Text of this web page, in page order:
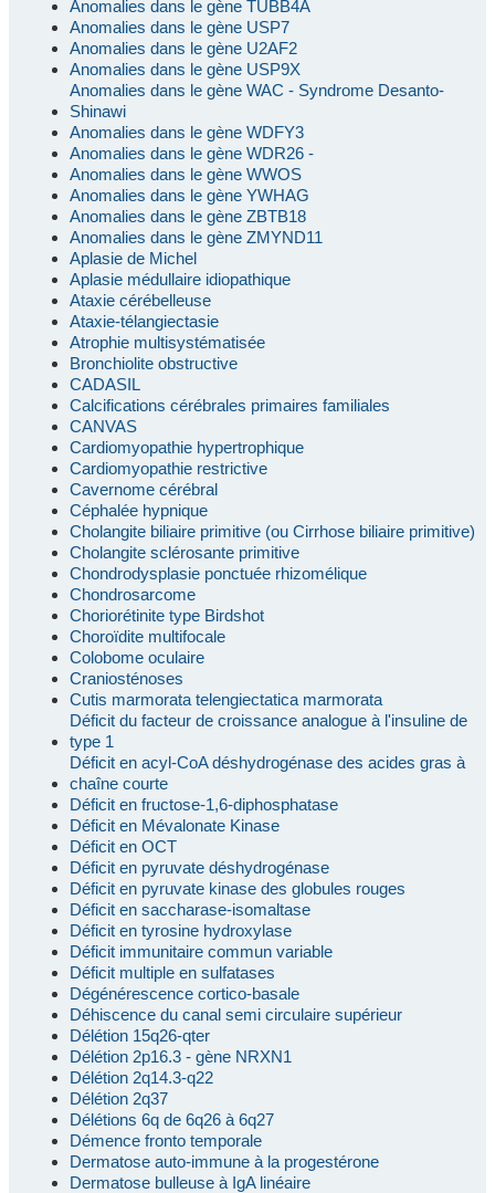
Anomalies dans le gène TUBB4A
Anomalies dans le gène USP7
Anomalies dans le gène U2AF2
Anomalies dans le gène USP9X
Anomalies dans le gène WAC - Syndrome Desanto-
Shinawi
Anomalies dans le gène WDFY3
Anomalies dans le gène WDR26 -
Anomalies dans le gène WWOS
Anomalies dans le gène YWHAG
Anomalies dans le gène ZBTB18
Anomalies dans le gène ZMYND11
Aplasie de Michel
Aplasie médullaire idiopathique
Ataxie cérébelleuse
Ataxie-télangiectasie
Atrophie multisystématisée
Bronchiolite obstructive
CADASIL
Calcifications cérébrales primaires familiales
CANVAS
Cardiomyopathie hypertrophique
Cardiomyopathie restrictive
Cavernome cérébral
Céphalée hypnique
Cholangite biliaire primitive (ou Cirrhose biliaire primitive)
Cholangite sclérosante primitive
Chondrodysplasie ponctuée rhizomélique
Chondrosarcome
Choriorétinite type Birdshot
Choroïdite multifocale
Colobome oculaire
Craniosténoses
Cutis marmorata telengiectatica marmorata
Déficit du facteur de croissance analogue à l'insuline de
type 1
Déficit en acyl-CoA déshydrogénase des acides gras à
chaîne courte
Déficit en fructose-1,6-diphosphatase
Déficit en Mévalonate Kinase
Déficit en OCT
Déficit en pyruvate déshydrogénase
Déficit en pyruvate kinase des globules rouges
Déficit en saccharase-isomaltase
Déficit en tyrosine hydroxylase
Déficit immunitaire commun variable
Déficit multiple en sulfatases
Dégénérescence cortico-basale
Déhiscence du canal semi circulaire supérieur
Délétion 15q26-qter
Délétion 2p16.3 - gène NRXN1
Délétion 2q14.3-q22
Délétion 2q37
Délétions 6q de 6q26 à 6q27
Démence fronto temporale
Dermatose auto-immune à la progestérone
Dermatose bulleuse à IgA linéaire